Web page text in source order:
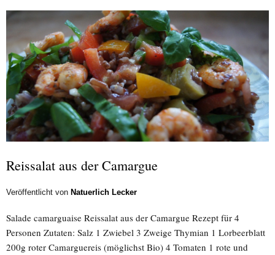
Reissalat aus der Camargue
Veröffentlicht von Natuerlich Lecker
Salade camarguaise Reissalat aus der Camargue Rezept für 4
Personen Zutaten: Salz 1 Zwiebel 3 Zweige Thymian 1 Lorbeerblatt
200g roter Camarguereis (möglichst Bio) 4 Tomaten 1 rote und